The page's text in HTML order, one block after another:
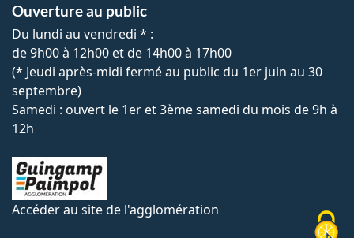
Ouverture au public
Du lundi au vendredi * :
de 9h00 à 12h00 et de 14h00 à 17h00
(* Jeudi après-midi fermé au public du 1er juin au 30
septembre)
Samedi : ouvert le 1er et 3ème samedi du mois de 9h à
12h
Accéder au site de l'agglomération